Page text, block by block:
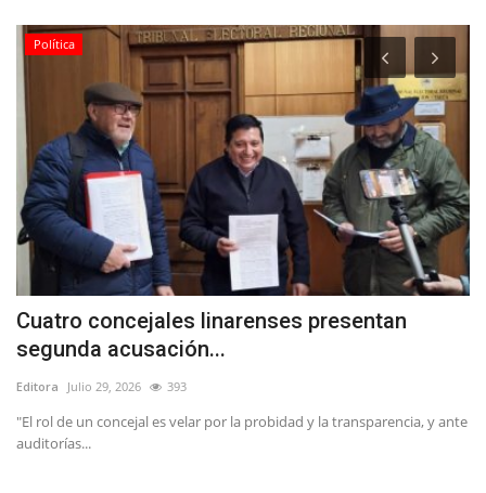
Política
Cuatro concejales linarenses presentan
segunda acusación...
Editora Julio 29, 2026 393
"El rol de un concejal es velar por la probidad y la transparencia, y ante
auditorías...